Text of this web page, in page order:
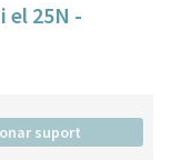
el 25N -
suport